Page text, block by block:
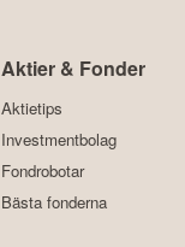
Aktier & Fonder
Aktietips
Investmentbolag
Fondrobotar
Bästa fonderna